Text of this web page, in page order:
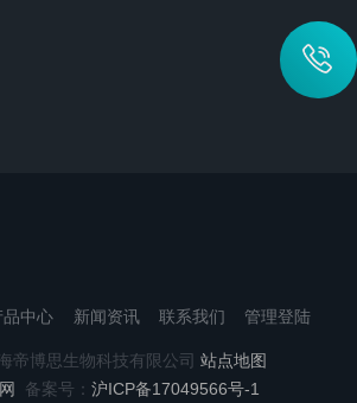
品中心 新闻资讯 联系我们 管理登陆
帝博思生物科技有限公司 站点地图
备案号： 沪ICP备17049566号-1